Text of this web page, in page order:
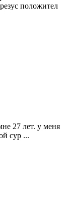
положител
27 лет. у меня
сур ...